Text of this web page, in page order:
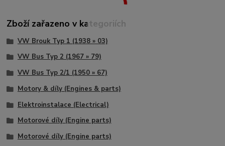
Zboží zařazeno v kategoriích
VW Brouk Typ 1 (1938 » 03)
VW Bus Typ 2 (1967 » 79)
VW Bus Typ 2/1 (1950 » 67)
Motory & díly (Engines & parts)
Elektroinstalace (Electrical)
Motorové díly (Engine parts)
Motorové díly (Engine parts)